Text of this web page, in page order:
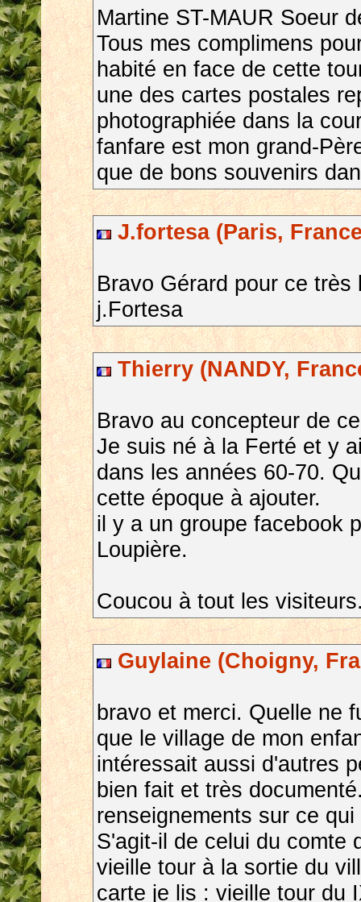
Martine ST-MAUR Soeur
Tous mes complimens
habité en face de cette
une des cartes postales
photographiée dans la
fanfare est mon grand-
que de bons souvenirs
J.fortesa (Paris,
Bravo Gérard pour ce
j.Fortesa
Thierry (NANDY,
Bravo au concepteur de
Je suis né à la Ferté et y
dans les années 60-70.
cette époque à ajouter.
il y a un groupe facebook
Loupière.
Coucou à tout les
Guylaine (Choigny,
bravo et merci. Quelle ne
que le village de mon
intéressait aussi d'autres
bien fait et très
renseignements sur ce
S'agit-il de celui du comte
vieille tour à la sortie du
carte je lis : vieille tour du